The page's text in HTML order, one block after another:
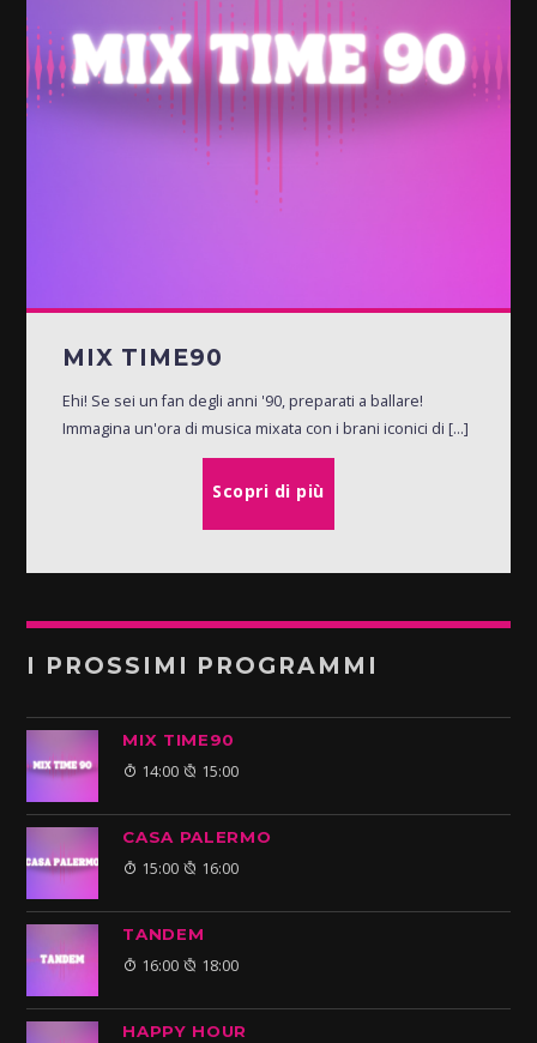
MIX TIME90
Ehi! Se sei un fan degli anni '90, preparati a ballare!
Immagina un'ora di musica mixata con i brani iconici di [...]
Scopri di più
I PROSSIMI PROGRAMMI
MIX TIME90
14:00 15:00
CASA PALERMO
15:00 16:00
TANDEM
16:00 18:00
HAPPY HOUR